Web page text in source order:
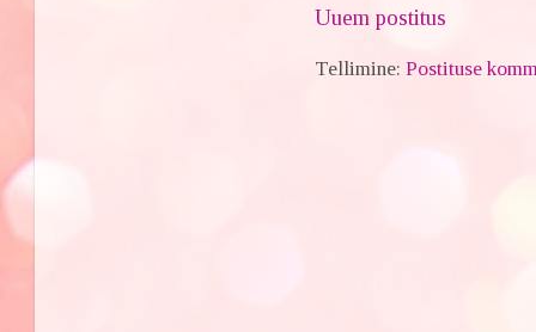
Uuem postitus
Tellimine:Postituse